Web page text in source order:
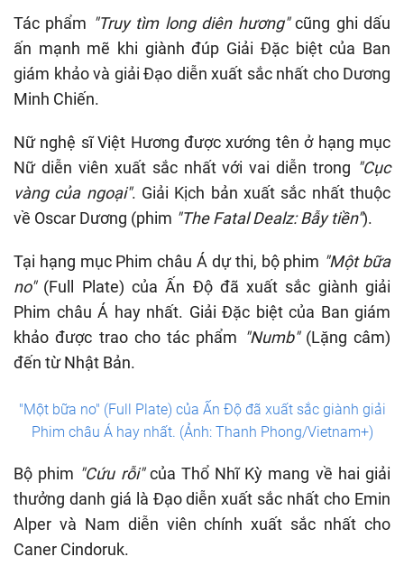
Tác phẩm "Truy tìm long diên hương"cũng ghi dấu
ấn mạnh mẽ khi giành đúp Giải Đặc biệt của Ban
giám khảo và giải Đạo diễn xuất sắc nhất cho Dương
Minh Chiến.
Nữ nghệ sĩ Việt Hương được xướng tên ở hạng mục
Nữ diễn viên xuất sắc nhất với vai diễn trong "Cục
vàng của ngoại". Giải Kịch bản xuất sắc nhất thuộc
về Oscar Dương (phim "The Fatal Dealz: Bẫy tiền").
Tại hạng mục Phim châu Á dự thi, bộ phim "Một bữa
no"(Full Plate) của Ấn Độ đã xuất sắc giành giải
Phim châu Á hay nhất. Giải Đặc biệt của Ban giám
khảo được trao cho tác phẩm "Numb"(Lặng câm)
đến từ Nhật Bản.
"Một bữa no" (Full Plate) của Ấn Độ đã xuất sắc giành giải
Phim châu Á hay nhất. (Ảnh: Thanh Phong/Vietnam+)
Bộ phim "Cứu rỗi"của Thổ Nhĩ Kỳ mang về hai giải
thưởng danh giá là Đạo diễn xuất sắc nhất cho Emin
Alper và Nam diễn viên chính xuất sắc nhất cho
Caner Cindoruk.